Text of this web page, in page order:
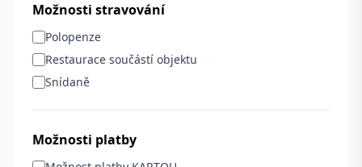
Možnosti stravování
Polopenze
Restaurace součástí objektu
Snídaně
Možnosti platby